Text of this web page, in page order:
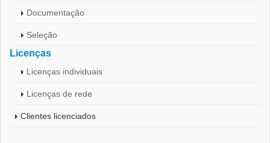
Documentação
Seleção
Licenças
Licenças individuais
Licenças de rede
Clientes licenciados